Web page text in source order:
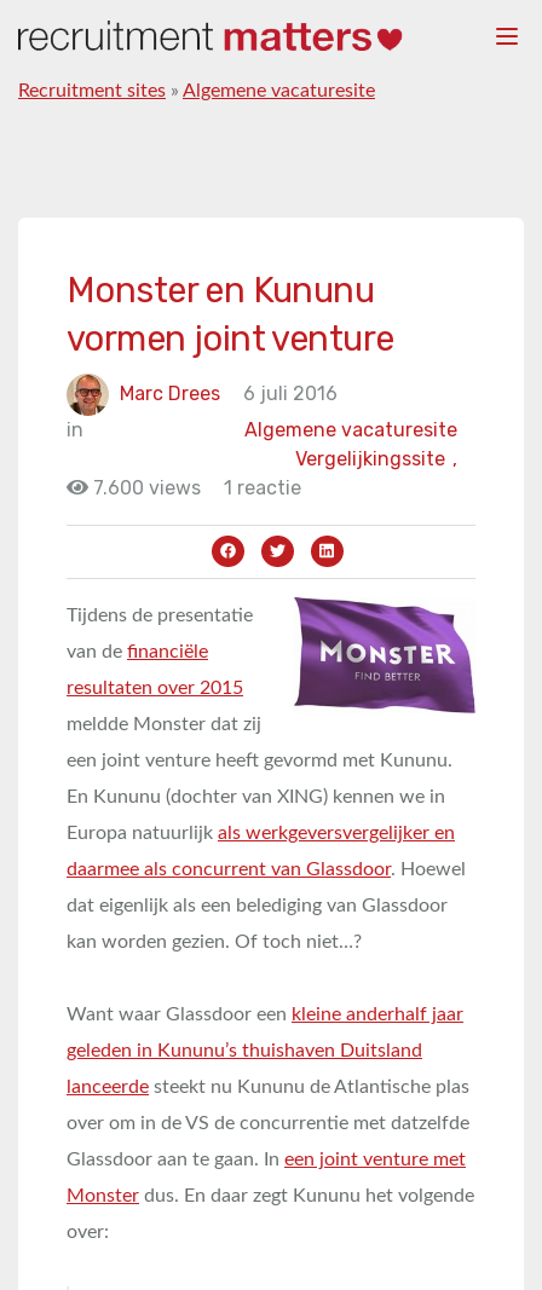
Recruitment sites » Algemene vacaturesite
Monster en Kununu
vormen joint venture
Marc Drees
6 juli 2016
in
Algemene vacaturesite
Vergelijkingssite ,
7.600 views
1 reactie
Tijdens de presentatie
van de financiële
resultaten over 2015
meldde Monster dat zij
een joint venture heeft gevormd met Kununu.
En Kununu (dochter van XING) kennen we in
Europa natuurlijk als werkgeversvergelijker en
daarmee als concurrent van Glassdoor. Hoewel
dat eigenlijk als een belediging van Glassdoor
kan worden gezien. Of toch niet…?
Want waar Glassdoor een kleine anderhalf jaar
geleden in Kununu’s thuishaven Duitsland
lanceerde steekt nu Kununu de Atlantische plas
over om in de VS de concurrentie met datzelfde
Glassdoor aan te gaan. In een joint venture met
Monster dus. En daar zegt Kununu het volgende
over: